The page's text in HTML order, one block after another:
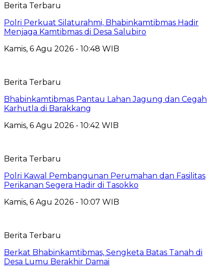
Berita Terbaru
Polri Perkuat Silaturahmi, Bhabinkamtibmas Hadir
Menjaga Kamtibmas di Desa Salubiro
Kamis, 6 Agu 2026 - 10:48 WIB
Berita Terbaru
Bhabinkamtibmas Pantau Lahan Jagung dan Cegah
Karhutla di Barakkang
Kamis, 6 Agu 2026 - 10:42 WIB
Berita Terbaru
Polri Kawal Pembangunan Perumahan dan Fasilitas
Perikanan Segera Hadir di Tasokko
Kamis, 6 Agu 2026 - 10:07 WIB
Berita Terbaru
Berkat Bhabinkamtibmas, Sengketa Batas Tanah di
Desa Lumu Berakhir Damai